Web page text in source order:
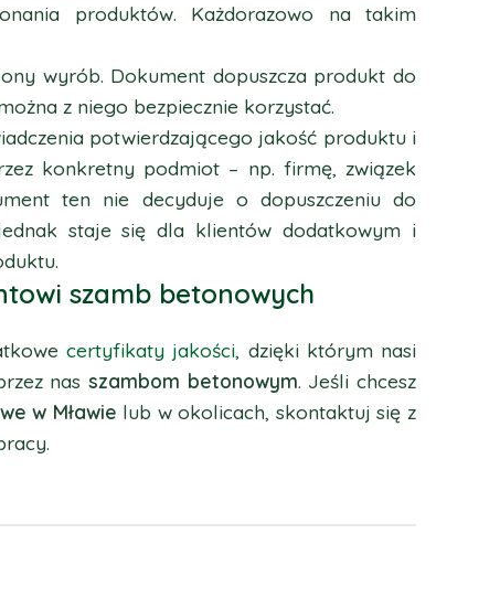
produktów. Każdorazowo na takim
wyrób. Dokument dopuszcza produkt do
z niego bezpiecznie korzystać.
potwierdzającego jakość produktu i
konkretny podmiot – np. firmę, związek
ten nie decyduje o dopuszczeniu do
staje się dla klientów dodatkowym i
szamb betonowych
certyfikaty jakości, dzięki którym nasi
nas szambom betonowym. Jeśli chcesz
w Mławie lub w okolicach, skontaktuj się z